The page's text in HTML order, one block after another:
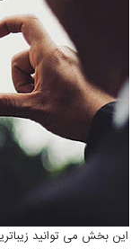
این بخش می توانید